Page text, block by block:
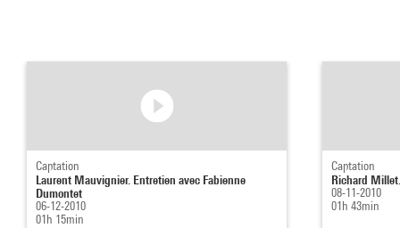
Captation
Laurent Mauvignier. Entretien avec Fabienne
Dumontet
06-12-2010
01h 15min
Captation
Richard
08-11-2010
01h 43min